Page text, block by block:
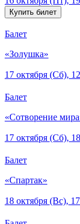
Балет
«Золушка»
17 октября (Сб),
Балет
«Сотворение
17 октября (Сб),
Балет
«Спартак»
18 октября (Вс),